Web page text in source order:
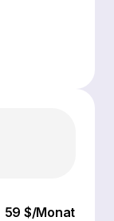
59 $/Monat